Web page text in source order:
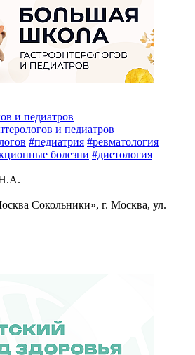
и педиатров
и педиатров
#педиатрия #ревматология
болезни #диетология
Сокольники», г. Москва, ул.